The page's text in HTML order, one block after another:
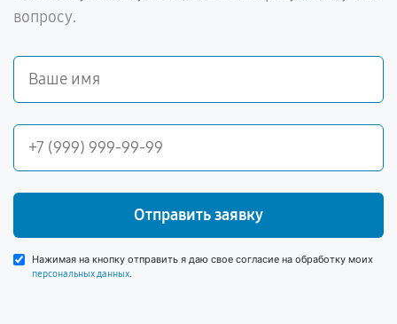
вопросу.
Отправить заявку
Нажимая на кнопку отправить я даю свое согласие на обработку моих
персональных данных.